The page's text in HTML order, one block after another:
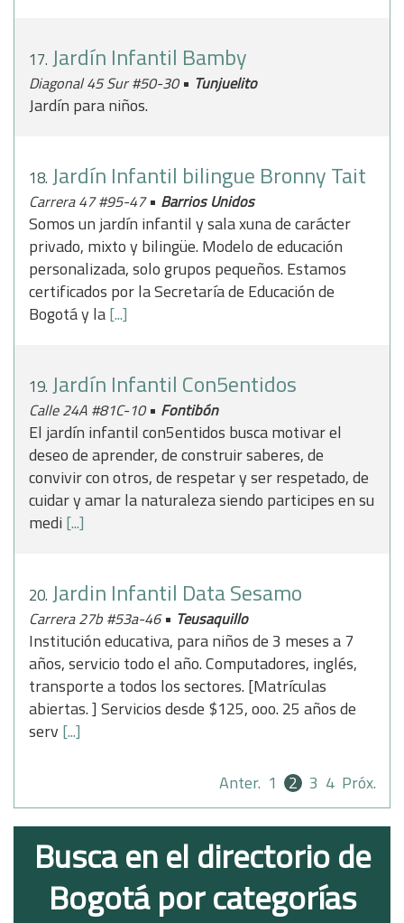
17. Jardín Infantil Bamby
Diagonal 45 Sur #50-30 • Tunjuelito
Jardín para niños.
18. Jardín Infantil bilingue Bronny Tait
Carrera 47 #95-47• Barrios Unidos
Somos un jardín infantil y sala xuna de carácter
privado, mixto y bilingüe. Modelo de educación
personalizada, solo grupos pequeños. Estamos
certificados por la Secretaría de Educación de
Bogotá y la[...]
19. Jardín Infantil Con5entidos
Calle 24A #81C-10 • Fontibón
El jardín infantil con5entidos busca motivar el
deseo de aprender, de construir saberes, de
convivir con otros, de respetar y ser respetado, de
cuidar y amar la naturaleza siendo participes en su
medi [...]
20. Jardin Infantil Data Sesamo
Carrera 27b #53a-46• Teusaquillo
Institución educativa, para niños de 3 meses a 7
años, servicio todo el año. Computadores, inglés,
transporte a todos los sectores. [Matrículas
abiertas. ] Servicios desde $125, ooo. 25 años de
serv [...]
Anter. 1 2 3 4 Próx.
Busca en el directorio de
Bogotá por categorías